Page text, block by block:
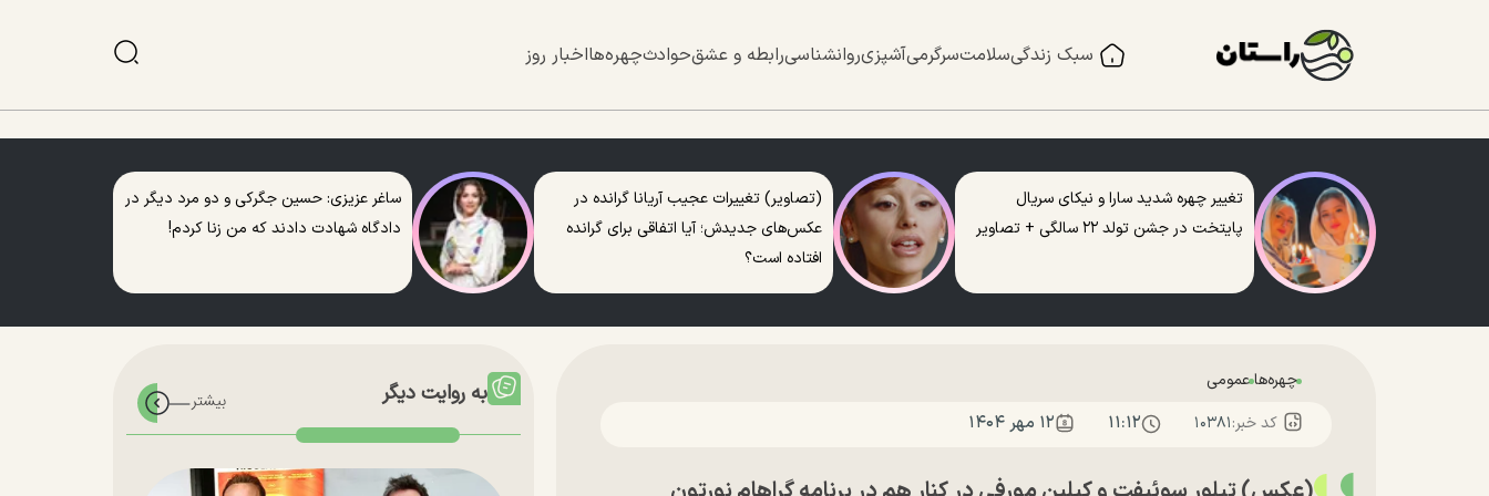
سبک زندگیسلامتسرگرمیآشپزیروانشناسیرابطه و عشقحوادثچهره‌هااخبار روز
تغییر چهره شدید سارا و نیکای سریال
پایتخت در جشن تولد ۲۲ سالگی + تصاویر
(تصاویر) تغییرات عجیب آریانا گرانده در
عکس‌های جدیدش؛ آیا اتفاقی برای گرانده
افتاده است؟
ساغر عزیزی: حسین جگرکی و دو مرد دیگر در
دادگاه شهادت دادند که من زنا کردم!
چهره‌هاعمومی
کد خبر:۱۰۳۸۱ ۱۱:۱۲ ۱۲ مهر ۱۴۰۴
به روایت دیگر